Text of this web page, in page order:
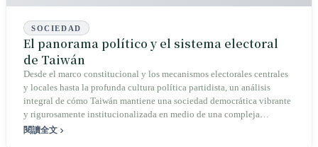
SOCIEDAD
El panorama político y el sistema electoral
de Taiwán
Desde el marco constitucional y los mecanismos electorales centrales
y locales hasta la profunda cultura política partidista, un análisis
integral de cómo Taiwán mantiene una sociedad democrática vibrante
y rigurosamente institucionalizada en medio de una compleja
geopolítica.
閱讀全文